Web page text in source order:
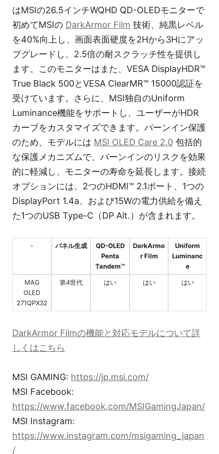
はMSIの26.5インチWQHD QD-OLEDモニターで
初めてMSIの DarkArmor Film 技術、純黒レベル
を40%向上し、画面表面硬度を2Hから3Hにアッ
プグレードし、2.5倍の耐スクラッチ性を提供し
ます。このモニターはまた、VESA DisplayHDR™
True Black 500とVESA ClearMR™ 15000認証を
受けています。さらに、MSI独自のUniform
Luminance機能をサポートし、ユーザーがHDR
カーブをカスタマイズできます。バーンイン保護
のため、モデルには MSI OLED Care 2.0 包括的
な保護メカニズムで、バーンインのリスクを効果
的に軽減し、モニターの寿命を延長します。接続
オプションには、2つのHDMI™ 2.1ポート、1つの
DisplayPort 1.4a、および15Wの電力供給を備え
た1つのUSB Type-C（DP Alt.）が含まれます。
- パネル生成
QD-OLED
Penta
Tandem™
DarkArmo
r Film
Uniform
Luminanc
e
MAG
OLED
271QPX32
第4世代 はい はい はい
DarkArmor Filmの機能と対応モデルについて詳
しくはこちら
MSI GAMING: https://jp.msi.com/
MSI Facebook:
https://www.facebook.com/MSIGamingJapan/
MSI Instagram:
https://www.instagram.com/msigaming_japan
/